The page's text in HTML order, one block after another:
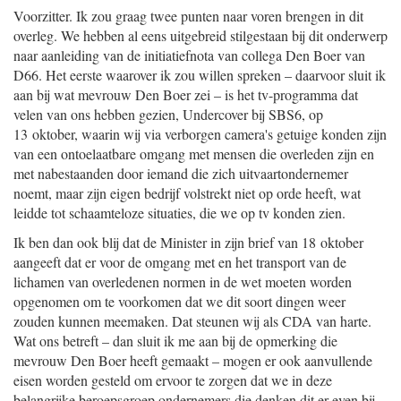
Voorzitter. Ik zou graag twee punten naar voren brengen in dit
overleg. We hebben al eens uitgebreid stilgestaan bij dit onderwerp
naar aanleiding van de initiatiefnota van collega Den Boer van
D66. Het eerste waarover ik zou willen spreken – daarvoor sluit ik
aan bij wat mevrouw Den Boer zei – is het tv-programma dat
velen van ons hebben gezien, Undercover bij SBS6, op
13 oktober, waarin wij via verborgen camera's getuige konden zijn
van een ontoelaatbare omgang met mensen die overleden zijn en
met nabestaanden door iemand die zich uitvaartondernemer
noemt, maar zijn eigen bedrijf volstrekt niet op orde heeft, wat
leidde tot schaamteloze situaties, die we op tv konden zien.
Ik ben dan ook blij dat de Minister in zijn brief van 18 oktober
aangeeft dat er voor de omgang met en het transport van de
lichamen van overledenen normen in de wet moeten worden
opgenomen om te voorkomen dat we dit soort dingen weer
zouden kunnen meemaken. Dat steunen wij als CDA van harte.
Wat ons betreft – dan sluit ik me aan bij de opmerking die
mevrouw Den Boer heeft gemaakt – mogen er ook aanvullende
eisen worden gesteld om ervoor te zorgen dat we in deze